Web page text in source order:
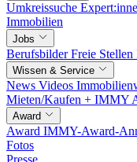
Umkreissuche
Immobilien
Jobs
BerufsbilderFreie Stellen
Wissen & Service
News Videos
Mieten/Kaufen + IMMY
Award
Award IMMY-Award-
Fotos